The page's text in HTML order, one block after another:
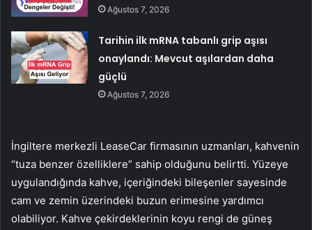
Ağustos 7, 2026
Tarihin ilk mRNA tabanlı grip aşısı
onaylandı: Mevcut aşılardan daha
güçlü
Ağustos 7, 2026
İngiltere merkezli LeaseCar firmasının uzmanları, kahvenin
“tuza benzer özelliklere” sahip olduğunu belirtti. Yüzeye
uygulandığında kahve, içeriğindeki bileşenler sayesinde
cam ve zemin üzerindeki buzun erimesine yardımcı
olabiliyor. Kahve çekirdeklerinin koyu rengi de güneş